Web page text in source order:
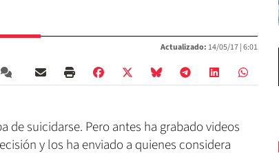
Actualizado: 14/05/17 |6:01
de suicidarse. Pero antes ha grabado videos
y los ha enviado a quienes considera